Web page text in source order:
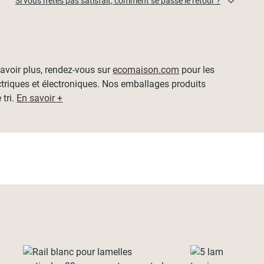
plus, rendez-vous surecomaison.com pour les
et électroniques. Nos emballages produits
tri. En savoir +